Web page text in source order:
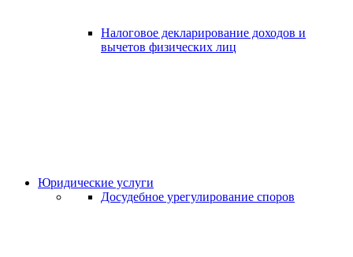
Налоговое декларирование доходов и
вычетов физических лиц
Юридические услуги
Досудебное урегулирование споров